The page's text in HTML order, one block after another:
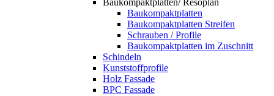
Baukompaktplatten
Baukompaktplatten Streifen
Schrauben / Profile
Baukompaktplatten im Zuschnitt
Schindeln
Kunststoffprofile
Holz Fassade
BPC Fassade